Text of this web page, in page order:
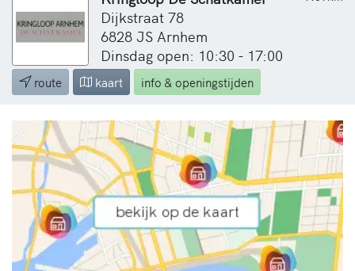
Dijkstraat 78
6828 JS Arnhem
Dinsdag open: 10:30 - 17:00
route kaart info & openingstijden